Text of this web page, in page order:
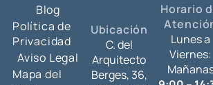
Blog
Política de
Privacidad
Aviso Legal
Mapa del
Ubicación
C. del
Arquitecto
Berges, 36,
Horario
Lunes a
Viernes: